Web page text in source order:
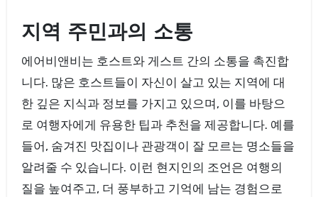
지역 주민과의 소통
에어비앤비는 호스트와 게스트 간의 소통을 촉진합
니다. 많은 호스트들이 자신이 살고 있는 지역에 대
한 깊은 지식과 정보를 가지고 있으며, 이를 바탕으
로 여행자에게 유용한 팁과 추천을 제공합니다. 예를
들어, 숨겨진 맛집이나 관광객이 잘 모르는 명소들을
알려줄 수 있습니다. 이런 현지인의 조언은 여행의
질을 높여주고, 더 풍부하고 기억에 남는 경험으로